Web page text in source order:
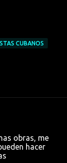
CUBANOS
obras, me
hacer